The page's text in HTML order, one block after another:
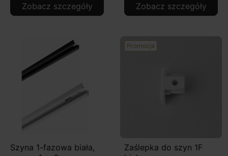
Zobacz szczegóły Zobacz szczegóły
Szyna 1-fazowa biała,
Promocja
Zaślepka do szyn 1F